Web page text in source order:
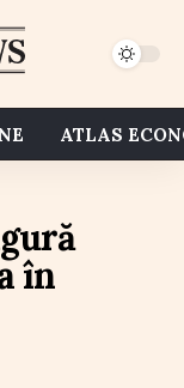
ATLAS
în